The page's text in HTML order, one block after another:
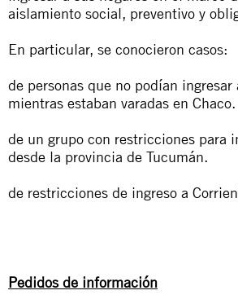
aislamiento social, preventivo y
En particular, se conocieron casos:
de personas que no podían ingresar
mientras estaban varadas en Chaco.
de un grupo con restricciones para
desde la provincia de Tucumán.
de restricciones de ingreso a
Pedidos de información